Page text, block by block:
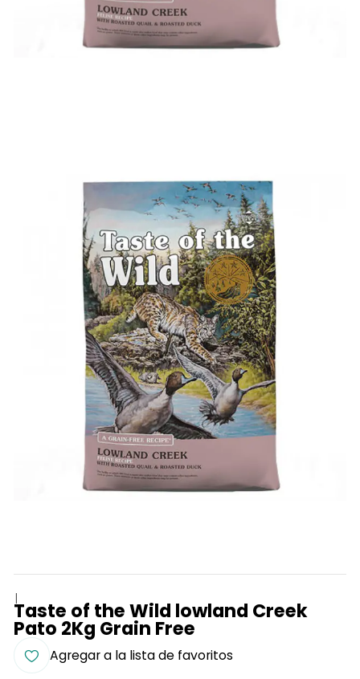
|
Taste of the Wild lowland Creek
Pato 2Kg Grain Free
Agregar a la lista de favoritos